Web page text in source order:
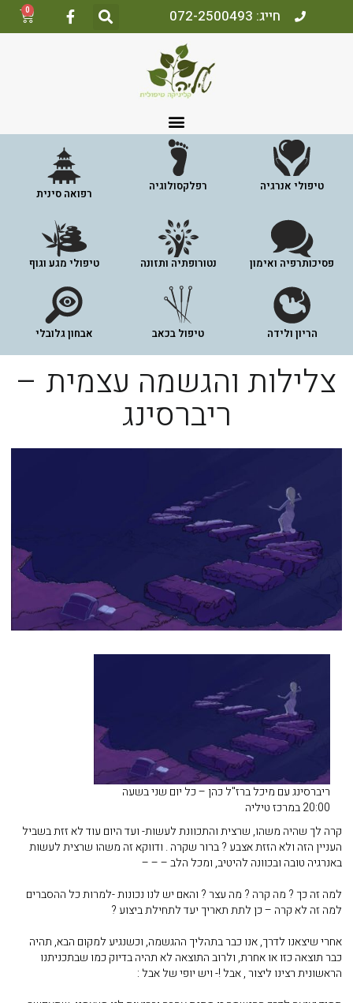
חייג: 072-2500493 0
טיפולי אנרגיה רפלקסולוגיה
רפואה סינית
פסיכותרפיה ואימון נטורופתיה ותזונה טיפולי מגע וגוף
הריון ולידה טיפול בכאב אבחון גלובלי
צלילות והגשמה עצמית –
ריברסינג
ריברסינג עם מיכל ברז"ל כהן – כל יום שני בשעה
20:00 במרכז טיליה
קרה לך שהיה משהו, שרצית והתכוונת לעשות- ועד היום עוד לא זזת בשביל
העניין הזה ולא הזזת אצבע ? ברור שקרה . ודווקא זה משהו שרצית לעשות
באנרגיה טובה ובכוונה להיטיב, ומכל הלב – – –
למה זה כך ? מה קרה ? מה עצר ? והאם יש לנו נכונות -למרות כל ההסברים
למה זה לא קרה – כן לתת תאריך יעד לתחילת ביצוע ?
אחרי שיצאנו לדרך, אנו כבר בתהליך ההגשמה, וכשנגיע למקום הבא, תהיה
כבר תוצאה כזו או אחרת, ולרוב התוצאה לא תהיה בדיוק כמו שבתכניתנו
הראשונית רצינו ליצור , אבל !- ויש יופי של אבל :